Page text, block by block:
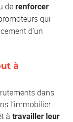
derenforcer
qui
d’un
à
dans
l’immobilier
àtravailler leur